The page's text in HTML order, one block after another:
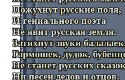
Пожухнут русские поля,
И гениального поэта
Не явит русская земля.
Затихнут звуки
Гармошек, дудок,
Не станет русских
Ни песен дедов и отцов.